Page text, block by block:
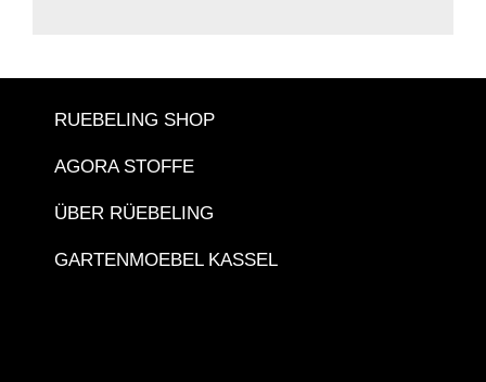
RUEBELING SHOP
AGORA STOFFE
ÜBER RÜEBELING
GARTENMOEBEL KASSEL